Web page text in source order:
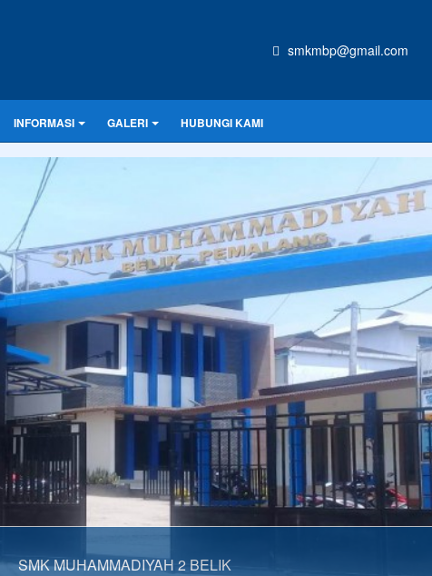
smkmbp@gmail.com
INFORMASI GALERI HUBUNGI KAMI
SMK MUHAMMADIYAH 2 BELIK